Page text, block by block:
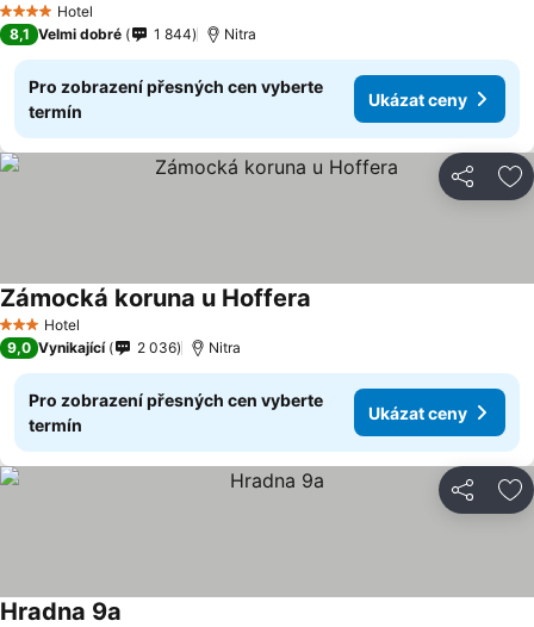
4 Počet hvězdiček
Hotel
8,1 Velmi dobré 1 844 Nitra
Pro zobrazení přesných cen vyberte
termín
Ukázat ceny
Sdílet
3 Počet hvězdiček
Hotel
Zámocká koruna u Hoffera
9,0 Vynikající 2 036 Nitra
Pro zobrazení přesných cen vyberte
termín
Ukázat ceny
Sdílet
Hradna 9a